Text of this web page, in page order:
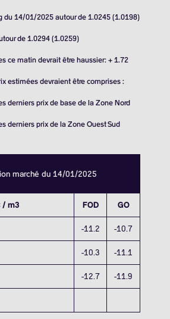
du 14/01/2025 autour de 1.0245 (1.0198)
de 1.0294 (1.0259)
ce matin devrait être haussier: + 1.72
estimées devraient être comprises :
derniers prix de base de la Zone Nord
derniers prix de la Zone Ouest Sud
marché du 14/01/2025
/ m3 FOD GO
-11.2 -10.7
-10.3 -11.1
-12.7 -11.9